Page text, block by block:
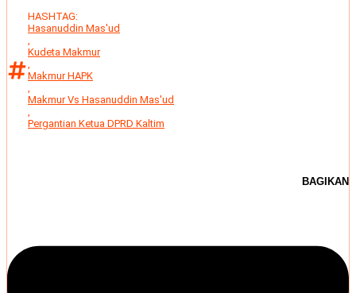
HASHTAG:
Hasanuddin Mas'ud
,
Kudeta Makmur
,
Makmur HAPK
,
Makmur Vs Hasanuddin Mas'ud
,
Pergantian Ketua DPRD Kaltim
BAGIKAN